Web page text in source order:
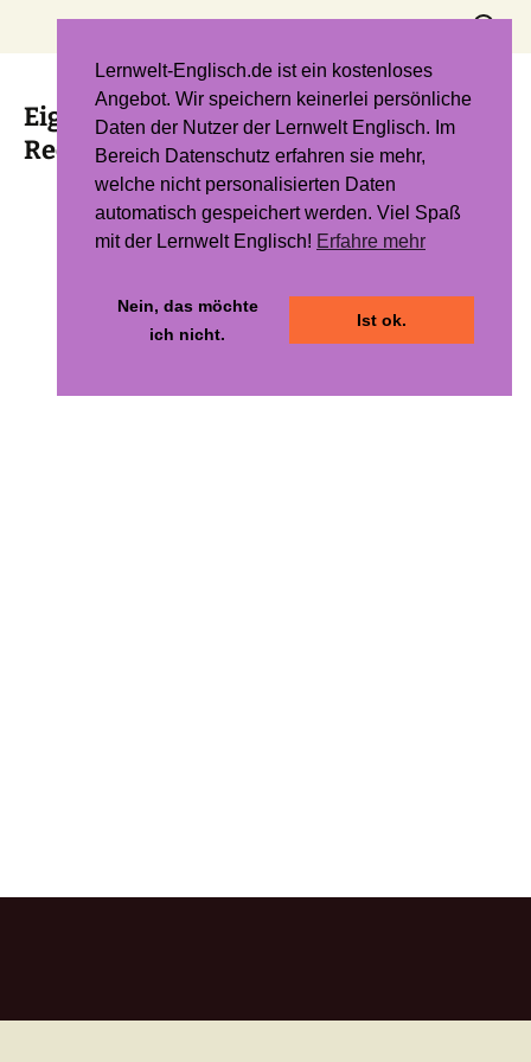
Suchen
Eigenschaften von Quadraten und
Rechtecken
Lernwelt-Englisch.de ist ein kostenloses
Angebot. Wir speichern keinerlei persönliche
Daten der Nutzer der Lernwelt Englisch. Im
Bereich Datenschutz erfahren sie mehr,
welche nicht personalisierten Daten
automatisch gespeichert werden. Viel Spaß
mit der Lernwelt Englisch! Erfahre mehr
Nein, das möchte
ich nicht.
Ist ok.